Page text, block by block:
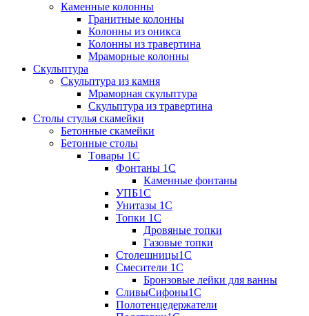
Каменные колонны
Гранитные колонны
Колонны из оникса
Колонны из травертина
Мраморные колонны
Скульптура
Скульптура из камня
Мраморная скульптура
Скульптура из травертина
Столы стулья скамейки
Бетонные скамейки
Бетонные столы
Tовары 1C
Фонтаны 1C
Каменные фонтаны
УПБ1С
Унитазы 1С
Топки 1С
Дровяные топки
Газовые топки
Столешницы1С
Смесители 1С
Бронзовые лейки для ванны
СливыСифоны1С
Полотенцедержатели